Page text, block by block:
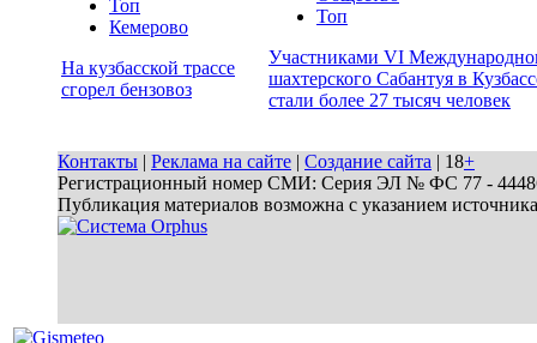
Топ
Кемерово
На кузбасской трассе
сгорел бензовоз
Топ
Участниками VI
шахтерского Сабантуя в
стали более 27 тысяч человек
Контакты | Реклама на сайте | Создание сайта | 18+
Регистрационный номер СМИ: Серия ЭЛ № ФС 77 - 44486
Публикация материалов возможна с указанием